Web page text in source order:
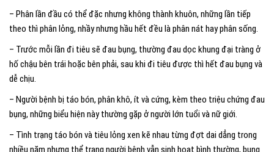
– Phân lần đầu có thể đặc nhưng không thành khuôn, những lần tiếp
theo thì phân lỏng, nhầy nhưng hầu hết đều là phân nát hay phân sống.
– Trước mỗi lần đi tiêu sẽ đau bụng, thường đau dọc khung đại tràng ở
hố chậu bên trái hoặc bên phải, sau khi đi tiêu được thì hết đau bụng và
dễ chịu.
– Người bệnh bị táo bón, phân khô, ít và cứng, kèm theo triệu chứng đau
bụng, những biểu hiện này thường gặp ở người lớn tuổi và nữ giới.
– Tình trạng táo bón và tiêu lỏng xen kẽ nhau từng đợt dai dẳng trong
nhiều năm nhưng thể trạng người bệnh vẫn sinh hoạt bình thường, bụng